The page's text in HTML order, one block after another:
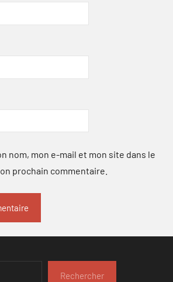
nom, mon e-mail et mon site dans le
prochain commentaire.
Rechercher